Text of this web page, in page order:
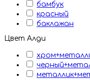
бамбук
красный
баклажан
Цвет Алди